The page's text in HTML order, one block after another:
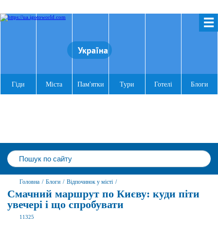
☰
Україна
Гіди Міста Пам'ятки Тури Готелі Блоги
Головна / Блоги / Відпочинок у місті /
Смачний маршрут по Києву: куди піти
увечері і що спробувати
11325